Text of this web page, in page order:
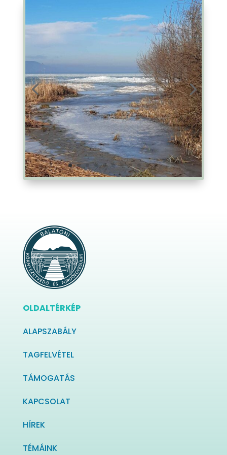
OLDALTÉRKÉP
ALAPSZABÁLY
TAGFELVÉTEL
TÁMOGATÁS
KAPCSOLAT
HÍREK
TÉMÁINK